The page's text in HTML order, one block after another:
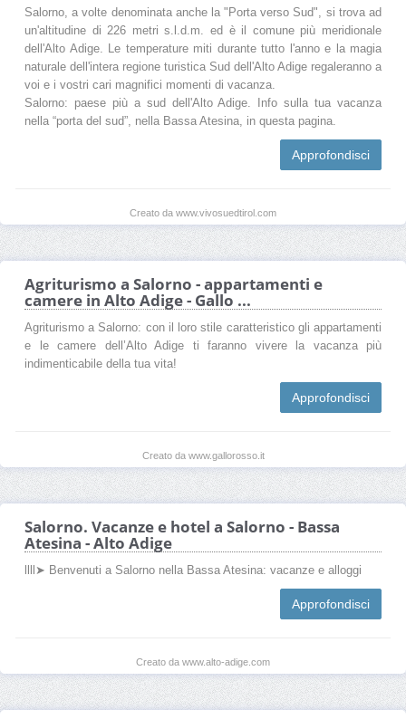
Salorno, a volte denominata anche la "Porta verso Sud", si trova ad
un'altitudine di 226 metri s.l.d.m. ed è il comune più meridionale
dell'Alto Adige. Le temperature miti durante tutto l'anno e la magia
naturale dell'intera regione turistica Sud dell'Alto Adige regaleranno a
voi e i vostri cari magnifici momenti di vacanza.
Salorno: paese più a sud dell'Alto Adige. Info sulla tua vacanza
nella “porta del sud”, nella Bassa Atesina, in questa pagina.
Approfondisci
Creato da www.vivosuedtirol.com
Agriturismo a Salorno - appartamenti e
camere in Alto Adige - Gallo ...
Agriturismo a Salorno: con il loro stile caratteristico gli appartamenti
e le camere dell’Alto Adige ti faranno vivere la vacanza più
indimenticabile della tua vita!
Approfondisci
Creato da www.gallorosso.it
Salorno. Vacanze e hotel a Salorno - Bassa
Atesina - Alto Adige
llll➤ Benvenuti a Salorno nella Bassa Atesina: vacanze e alloggi
Approfondisci
Creato da www.alto-adige.com